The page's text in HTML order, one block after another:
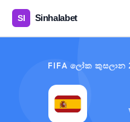
FIFA ලෝක කුසලාන